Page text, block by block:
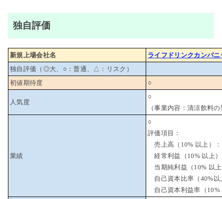
独自評価
新規上場会社名
ライフドリンクカンパニ
独自評価（◎大、○：普通、△：リスク）
初値期待度
○
人気度
○
（事業内容：清涼飲料
業績
○
評価項目：
売上高（10% 以上）
経常利益（10% 以上
当期純利益（10% 以
自己資本比率（40%
自己資本利益率（10%